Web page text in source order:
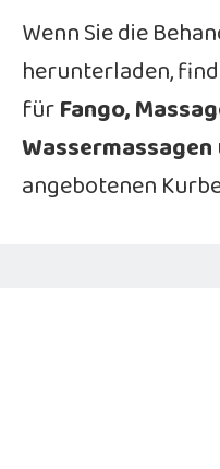
Wenn Sie die
herunterladen,
fürFango,
Wassermassagen
angebotenen